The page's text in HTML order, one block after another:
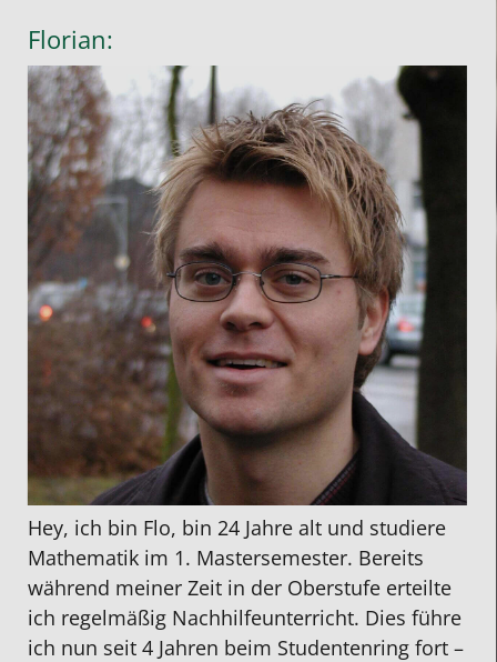
Florian:
Hey, ich bin Flo, bin 24 Jahre alt und studiere
Mathematik im 1. Mastersemester. Bereits
während meiner Zeit in der Oberstufe erteilte
ich regelmäßig Nachhilfeunterricht. Dies führe
ich nun seit 4 Jahren beim Studentenring fort –